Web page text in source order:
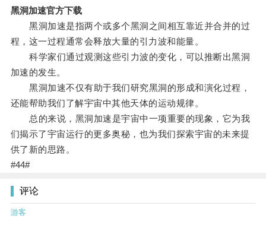
黑洞加速官方下载
黑洞加速是指两个或多个黑洞之间相互靠近并合并的过
程，这一过程通常会释放大量的引力波和能量。
科学家们通过观测这些引力波的变化，可以推断出黑洞
加速的发生。
黑洞加速不仅有助于我们研究黑洞的形成和演化过程，
还能帮助我们了解宇宙中其他天体的运动规律。
总的来说，黑洞加速是宇宙中一项重要的现象，它为我
们揭示了宇宙运行的更多奥秘，也为我们探索宇宙的未来提
供了新的思路。
#44#
评论
游客